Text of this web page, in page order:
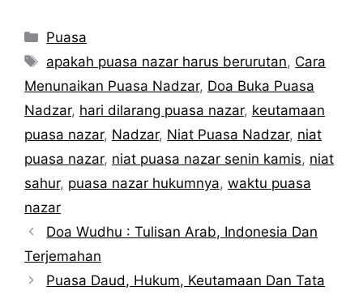
Kategori
Puasa
Tag
apakah puasa nazar harus berurutan, Cara
Menunaikan Puasa Nadzar, Doa Buka Puasa
Nadzar, hari dilarang puasa nazar, keutamaan
puasa nazar, Nadzar, Niat Puasa Nadzar, niat
puasa nazar, niat puasa nazar senin kamis, niat
sahur, puasa nazar hukumnya, waktu puasa
nazar
Doa Wudhu : Tulisan Arab, Indonesia Dan
Terjemahan
Puasa Daud, Hukum, Keutamaan Dan Tata